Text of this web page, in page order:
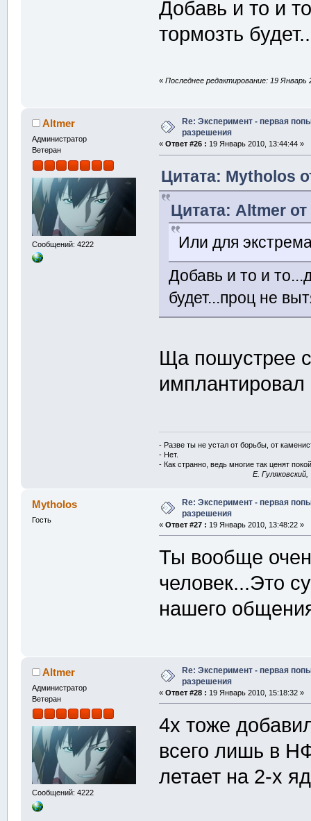
Добавь и то и
тормозть
«Последнее редактирование: 19 Январь
Altmer
Администратор
Ветеран
Сообщений: 4222
Re: Эксперимент - первая
разрешения
«Ответ #26 : 19 Январь 2010, 13:44:44 »
Цитата: Mytholos
Цитата: Altmer
Или для
Добавь и то и
будет...проц не
Ща пошустрее
имплантировал
- Разве ты не устал от борьбы, от
- Нет.
- Как странно, ведь многие так ценят
E.
Mytholos
Гость
Re: Эксперимент - первая
разрешения
«Ответ #27 : 19 Январь 2010, 13:48:22 »
Ты вообще
человек...Это
нашего
Altmer
Администратор
Ветеран
Сообщений: 4222
Re: Эксперимент - первая
разрешения
«Ответ #28 : 19 Январь 2010, 15:18:32 »
4x тоже
всего лишь в
летает на 2-х